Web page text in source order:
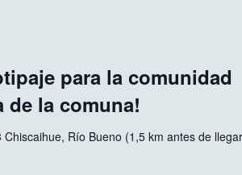
para la comunidad
de la comuna!
Río Bueno (1,5 km antes de llegar